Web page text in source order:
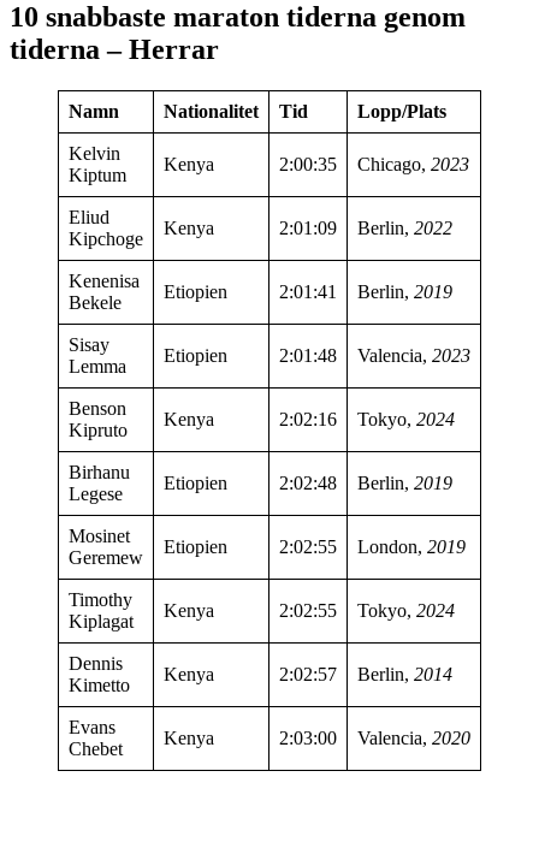
10 snabbaste maraton tiderna genom
tiderna – Herrar
Namn Nationalitet Tid Lopp/Plats
Kelvin
Kiptum
Kenya 2:00:35 Chicago, 2023
Eliud
Kipchoge
Kenya 2:01:09 Berlin, 2022
Kenenisa
Bekele
Etiopien 2:01:41 Berlin, 2019
Sisay
Lemma
Etiopien 2:01:48 Valencia, 2023
Benson
Kipruto
Kenya 2:02:16 Tokyo, 2024
Birhanu
Legese
Etiopien 2:02:48 Berlin, 2019
Mosinet
Geremew
Etiopien 2:02:55 London, 2019
Timothy
Kiplagat
Kenya 2:02:55 Tokyo, 2024
Dennis
Kimetto
Kenya 2:02:57 Berlin, 2014
Evans
Chebet
Kenya 2:03:00 Valencia, 2020